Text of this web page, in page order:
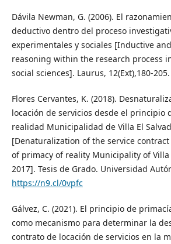
Dávila Newman, G. (2006). El
deductivo dentro del proceso
experimentales y sociales [Inductive
reasoning within the research process
social sciences]. Laurus, 12(Ext),180-205.
Flores Cervantes, K. (2018).
locación de servicios desde el principio
realidad Municipalidad de Villa El
[Denaturalization of the service
of primacy of reality Municipality of Villa
2017]. Tesis de Grado. Universidad
https://n9.cl/0vpfc
Gálvez, C. (2021). El principio de
como mecanismo para determinar la
contrato de locación de servicios en la